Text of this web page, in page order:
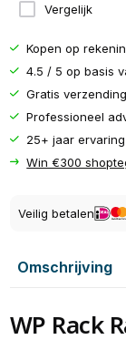
Vergelijk
Kopen op
4.5 / 5 op basis
Gratis
Professioneel
25+ jaar ervaring
Win €300
Veilig betalen
Omschrijving
WP Rack